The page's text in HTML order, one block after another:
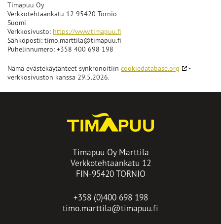
Timapuu Oy
Verkkotehtaankatu 12 95420 Tornio
Suomi
Verkkosivusto: https://www.timapuu.fi
Sähköposti: timo.marttila@timapuu.fi
Puhelinnumero: +358 400 698 198
Nämä evästekäytänteet synkronoitiin cookiedatabase.org Avautuu
-
verkkosivuston kanssa 29.5.2026.
Timapuu Oy Marttila
Verkkotehtaankatu 12
FIN-95420 TORNIO
+358 (0)400 698 198
timo.marttila@timapuu.fi